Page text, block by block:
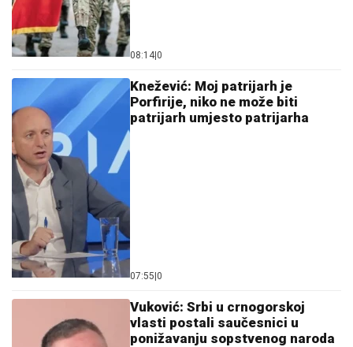
08:14|0
Knežević: Moj patrijarh je
Porfirije, niko ne može biti
patrijarh umjesto patrijarha
07:55|0
Vuković: Srbi u crnogorskoj
vlasti postali saučesnici u
ponižavanju sopstvenog naroda